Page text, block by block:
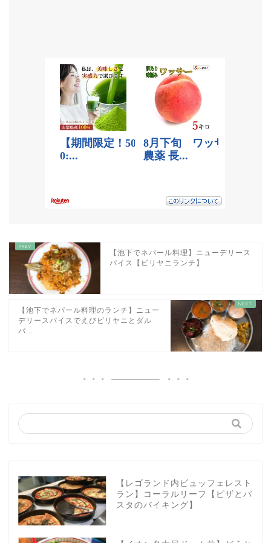
【池下でネパール料理】ニューデリース
パイス【ビリヤニランチ】
【池下でネパール料理のランチ】ニュー
デリースパイスでえびビリヤニとダル
バ...
【レゴランド内ビュッフェレスト
ラン】コーラルリーフ【ピザとパ
スタのバイキング】